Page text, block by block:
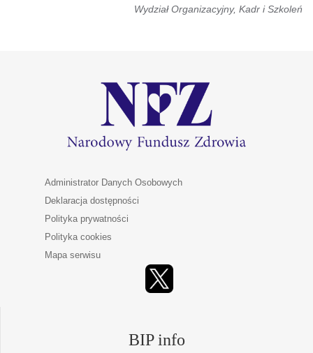
Wydział Organizacyjny, Kadr i Szkoleń
Administrator Danych Osobowych
Deklaracja dostępności
Polityka prywatności
Polityka cookies
Mapa serwisu
BIP info